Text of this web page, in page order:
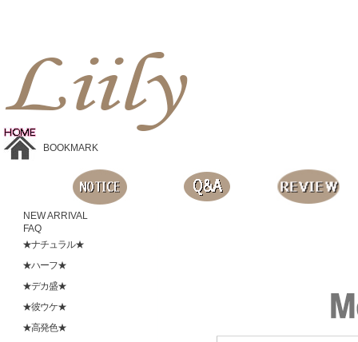
BOOKMARK
NEW ARRIVAL
FAQ
★ナチュラル★
★ハーフ★
★デカ盛★
★彼ウケ★
★高発色★